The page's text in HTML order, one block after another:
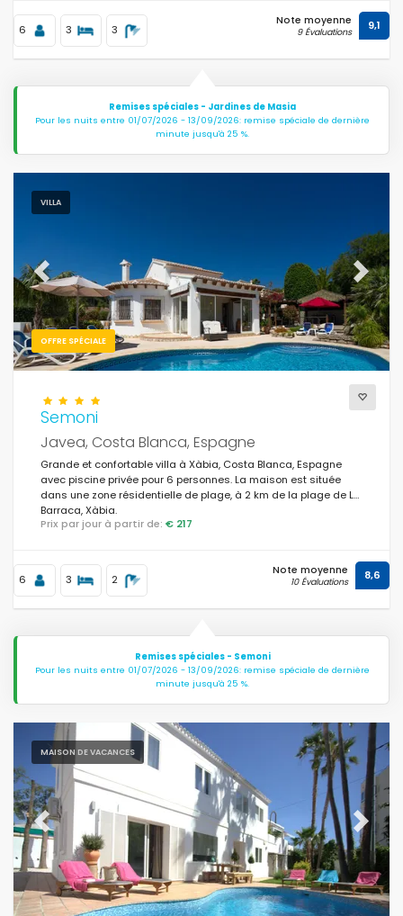
Conditions
Optionnel
Services
Catégories supplémentaires
Dernière visite (0)
Nouveautés
Meilleur
Du mois
Pour la famille (1)
Pour les couples (0)
Près de la plage (1)
Zone de plage (2)
Près de parcours de golf (0)
6 3 3
Note moyenne
9 Évaluations 9,1
Remises spéciales - Jardines de Masia
Pour les nuits entre 01/07/2026 - 13/09/2026: remise spéciale de dernière
minute jusqu'à 25 %.
VILLA
OFFRE SPÉCIALE
Previous Next
Semoni
Javea, Costa Blanca, Espagne
Grande et confortable villa à Xàbia, Costa Blanca, Espagne
avec piscine privée pour 6 personnes. La maison est située
dans une zone résidentielle de plage, à 2 km de la plage de La
Barraca, Xàbia.
Prix par jour à partir de: € 217
6 3 2
Note moyenne
10 Évaluations 8,6
Remises spéciales - Semoni
Pour les nuits entre 01/07/2026 - 13/09/2026: remise spéciale de dernière
minute jusqu'à 25 %.
MAISON DE VACANCES
Previous Next